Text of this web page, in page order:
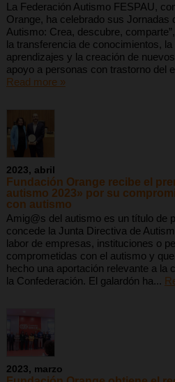
La Federación Autismo FESPAU,
Orange, ha celebrado sus Jornadas
Autismo: Crea, descubre,
la transferencia de conocimientos,
aprendizajes y la creación de
apoyo a personas con trastorno del
Read more »
2023, abril
Fundación Orange recibe el
autismo 2023» por su
con autismo
Amig@s del autismo es un título de
concede la Junta Directiva de
labor de empresas, instituciones o
comprometidas con el autismo y
hecho una aportación relevante a la
la Confederación. El galardón ha...
2023, marzo